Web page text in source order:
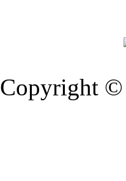
Copyright ©